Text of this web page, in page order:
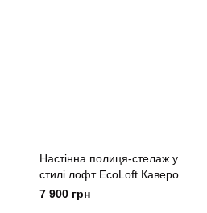
Настінна полиця-стелаж у
стилі лофт EcoLoft Каверо
DSP-1520
7 900 грн